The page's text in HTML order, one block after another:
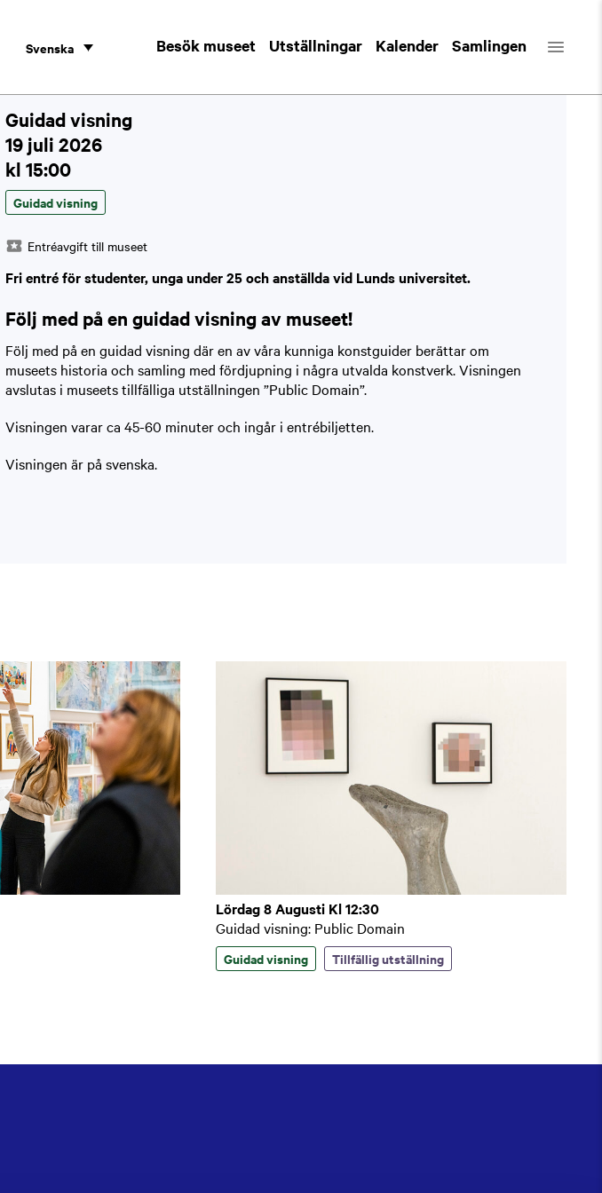
Svenska Besök museet Utställningar Kalender Samlingen
Guidad visning
19 juli 2026
kl 15:00
Guidad visning
Entréavgift till museet
Fri entré för studenter, unga under 25 och anställda vid Lunds universitet.
Följ med på en guidad visning av museet!
Följ med på en guidad visning där en av våra kunniga konstguider berättar om
museets historia och samling med fördjupning i några utvalda konstverk. Visningen
avslutas i museets tillfälliga utställningen ”Public Domain”.
Visningen varar ca 45-60 minuter och ingår i entrébiljetten.
Visningen är på svenska.
Lördag 8 Augusti Kl 12:30
Guidad visning: Public Domain
Guidad visning Tillfällig utställning